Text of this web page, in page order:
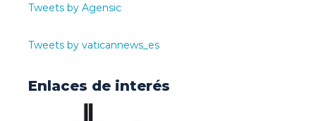
Tweets by Agensic
Tweets by vaticannews_es
Enlaces de interés